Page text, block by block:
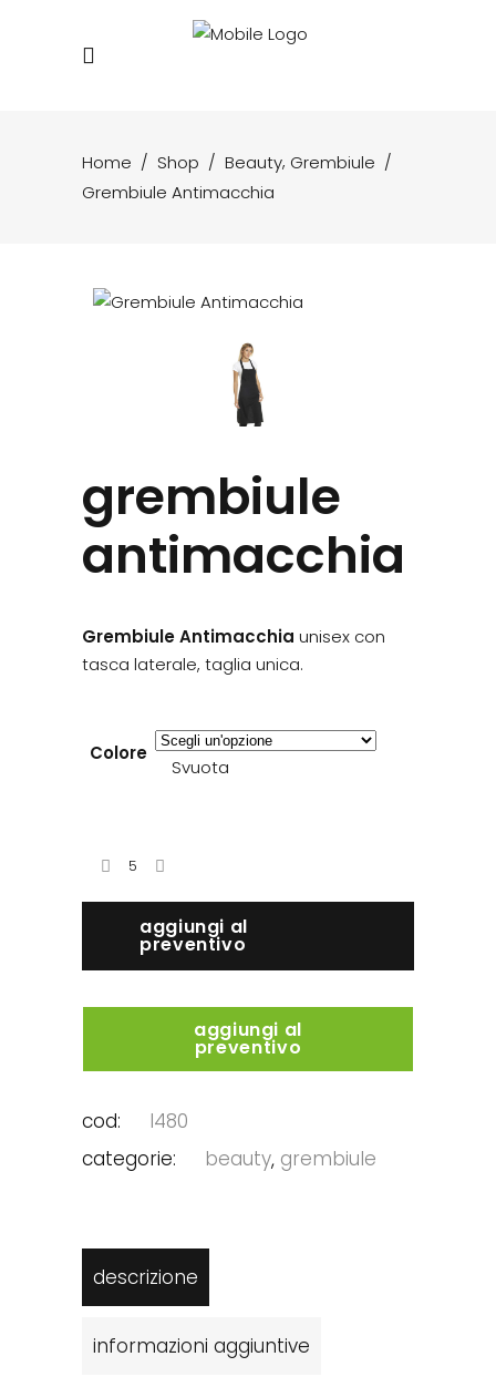
Home / Shop / Beauty, Grembiule /
Grembiule Antimacchia
grembiule
antimacchia
Grembiule Antimacchia unisex con
tasca laterale, taglia unica.
Colore
Svuota
aggiungi al
preventivo
aggiungi al
preventivo
cod:
l480
categorie:
beauty, grembiule
descrizione
informazioni aggiuntive